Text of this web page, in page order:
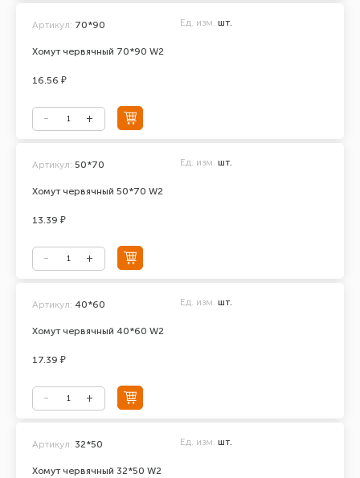
Хомут червячный 70*90 W2
Артикул: 70*90 Ед. изм. шт.
16.56 ₽
Хомут червячный 50*70 W2
Артикул: 50*70 Ед. изм. шт.
13.39 ₽
Хомут червячный 40*60 W2
Артикул: 40*60 Ед. изм. шт.
17.39 ₽
Хомут червячный 32*50 W2
Артикул: 32*50 Ед. изм. шт.